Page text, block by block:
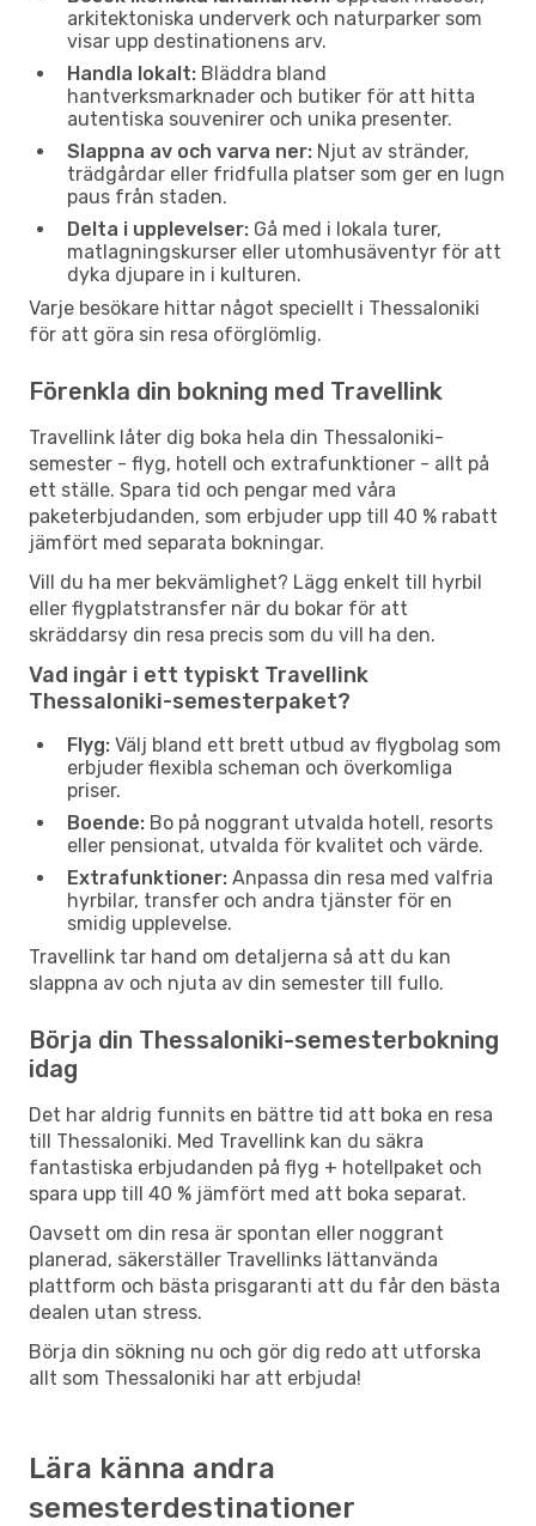
arkitektoniska underverk och naturparker som
visar upp destinationens arv.
Handla lokalt: Bläddra bland
hantverksmarknader och butiker för att hitta
autentiska souvenirer och unika presenter.
Slappna av och varva ner: Njut av stränder,
trädgårdar eller fridfulla platser som ger en lugn
paus från staden.
Delta i upplevelser: Gå med i lokala turer,
matlagningskurser eller utomhusäventyr för att
dyka djupare in i kulturen.
Varje besökare hittar något speciellt i Thessaloniki
för att göra sin resa oförglömlig.
Förenkla din bokning med Travellink
Travellink låter dig boka hela din Thessaloniki-
semester - flyg, hotell och extrafunktioner - allt på
ett ställe. Spara tid och pengar med våra
paketerbjudanden, som erbjuder upp till 40 % rabatt
jämfört med separata bokningar.
Vill du ha mer bekvämlighet? Lägg enkelt till hyrbil
eller flygplatstransfer när du bokar för att
skräddarsy din resa precis som du vill ha den.
Vad ingår i ett typiskt Travellink
Thessaloniki-semesterpaket?
Flyg: Välj bland ett brett utbud av flygbolag som
erbjuder flexibla scheman och överkomliga
priser.
Boende: Bo på noggrant utvalda hotell, resorts
eller pensionat, utvalda för kvalitet och värde.
Extrafunktioner: Anpassa din resa med valfria
hyrbilar, transfer och andra tjänster för en
smidig upplevelse.
Travellink tar hand om detaljerna så att du kan
slappna av och njuta av din semester till fullo.
Börja din Thessaloniki-semesterbokning
idag
Det har aldrig funnits en bättre tid att boka en resa
till Thessaloniki. Med Travellink kan du säkra
fantastiska erbjudanden på flyg + hotellpaket och
spara upp till 40 % jämfört med att boka separat.
Oavsett om din resa är spontan eller noggrant
planerad, säkerställer Travellinks lättanvända
plattform och bästa prisgaranti att du får den bästa
dealen utan stress.
Börja din sökning nu och gör dig redo att utforska
allt som Thessaloniki har att erbjuda!
Lära känna andra
semesterdestinationer